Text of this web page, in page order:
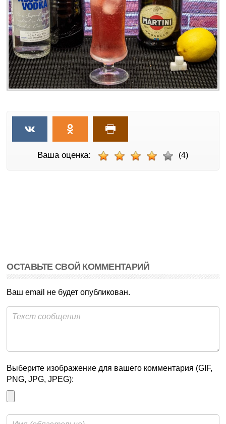
Ваша оценка: (4)
ОСТАВЬТЕ СВОЙ КОММЕНТАРИЙ
Ваш email не будет опубликован.
Выберите изображение для вашего комментария (GIF,
PNG, JPG, JPEG):